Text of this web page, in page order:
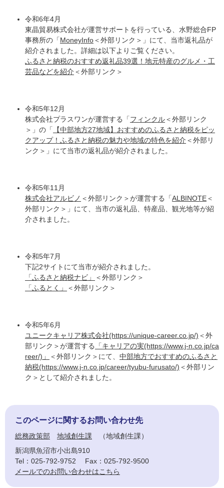
令和6年4月
東晶貿易株式会社が運営サポートを行っている、水野総合FP
事務所の「MoneyInfo＜外部リンク＞ 」にて、当市返礼品が
紹介されました。詳細は以下よりご覧ください。
ふるさと納税のおすすめ返礼品39選！地元特産のグルメ・工
芸品などを紹介 ＜外部リンク＞
令和5年12月
株式会社プラスワンが運営する「フィンクル＜外部リンク
＞ 」の「
【中部地方27地域】おすすめのふるさと納税をピッ
クアップ！ふるさと納税の魅力や地域の特色を紹介 ＜外部リ
ンク＞ 」にて当市の返礼品が紹介されました。
令和5年11月
株式会社アルビノ ＜外部リンク＞が運営する「ALBINOTE＜
外部リンク＞ 」にて、当市の返礼品、特産品、観光地等が紹
介されました。
令和5年7月
下記2サイトにて当市が紹介されました。
「ふるさと納税ナビ」
＜外部リンク＞
「ふるとく」
＜外部リンク＞
令和5年6月
ユニークキャリア株式会社(https://unique-career.co.jp/) ＜外
部リンク＞が運営する
「キャリアの実(https://www.j-n.co.jp/ca
reer/)」
＜外部リンク＞ にて、 中部地方でおすすめのふるさと
納税(https://www.j-n.co.jp/career/tyubu-furusato/) ＜外部リン
ク＞ として紹介されました。
このページに関するお問い合わせ先
総務政策部 地域創生課
地域創生課
新潟県魚沼市小出島910
Tel：025-792-9752
Fax：025-792-9500
メールでのお問い合わせはこちら